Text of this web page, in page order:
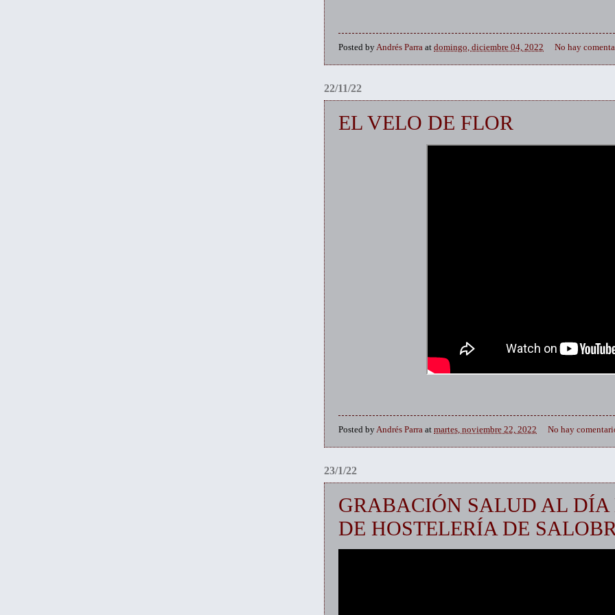
Posted byAndrés Parra at domingo, diciembre 04, 2022 No hay
22/11/22
EL VELO DE FLOR
Posted byAndrés Parra at martes, noviembre 22, 2022 No hay
23/1/22
GRABACIÓN SALUD AL DÍA
DE HOSTELERÍA DE